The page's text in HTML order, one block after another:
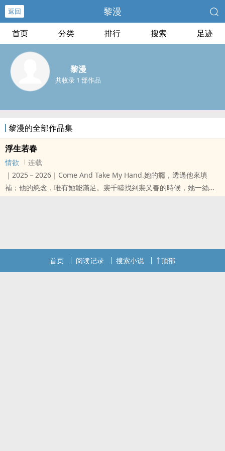
返回 黎漫
首页 分类 排行 搜索 足迹
黎漫
共收录 1 部作品
黎漫的全部作品集
浮生若春
情欲
连载
｜2025－2026｜Come And Take My Hand.她的癮，透過他來填
補；他的慾念，唯有她能滿足。裴千睦找到裴又春的時候，她一絲不
本站提示：各位书友要是觉得《浮生若春》还不错的话请不要忘记向
您QQ群和微博里的朋友推荐哦！
首页 阅读记录 搜索小说 顶部